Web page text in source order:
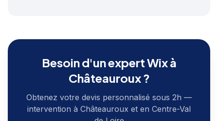
Besoin d'un expert Wix à
Châteauroux?
Obtenez votre devis personnalisé sous 2h —
intervention à Châteauroux et en Centre-Val